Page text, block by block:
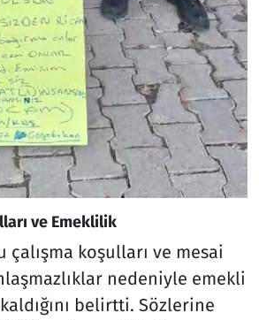
ve Emeklilik
çalışma koşulları ve mesai
nedeniyle emekli
belirtti. Sözlerine